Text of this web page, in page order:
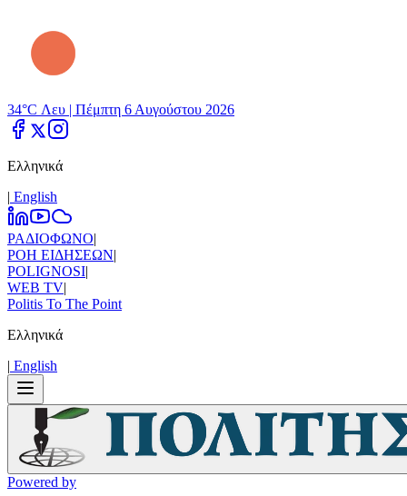
34°C Λευ | Πέμπτη 6 Αυγούστου 2026
Ελληνικά
| Εnglish
ΡΑΔΙΟΦΩΝΟ|
ΡΟΗ ΕΙΔΗΣΕΩΝ|
POLIGNOSI|
WEB TV|
Politis To The Point
Ελληνικά
| Εnglish
Powered by